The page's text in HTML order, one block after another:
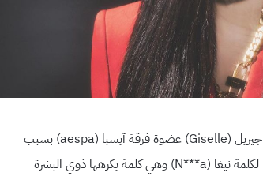
يطالب المعجبين العالميين بتوضيح واعتذار من جيزيل (Giselle) عضوة فرقة آيسبا (aespa) بسبب
فيديو يزعمون أنه يظهرها وهي تزامن شفاهها لكلمة نيغا (N***a) وهي كلمة يكرهها ذوي البشرة